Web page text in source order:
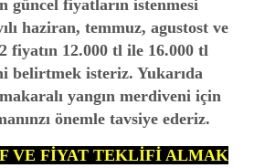
güncel fiyatların istenmesi
haziran, temmuz, agustost ve
fiyatın 12.000 tl ile 16.000 tl
belirtmek isteriz. Yukarıda
yangın merdiveni için
önemle tavsiye ederiz.
VE FİYAT TEKLİFİ ALMAK